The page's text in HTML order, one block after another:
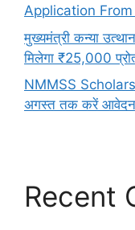
Application
मुख्यमंत्री कन्या
मिलेगा ₹25,000
NMMSS
अगस्त तक करें आवेदन,
Recent